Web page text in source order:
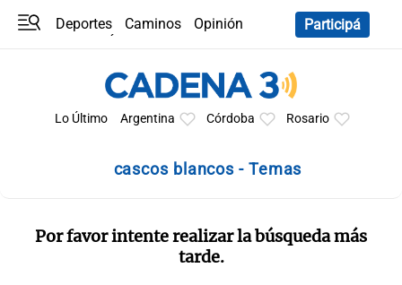
Deportes Caminos
Opinión
Participá
Lo Último Argentina Córdoba Rosario
cascos blancos - Temas
Por favor intente realizar la búsqueda más
tarde.